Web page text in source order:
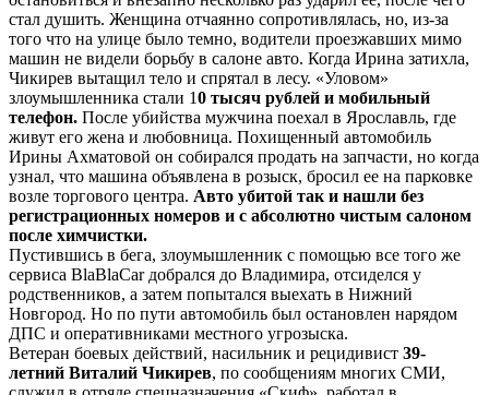
стал душить. Женщина отчаянно сопротивлялась, но, из-за
того что на улице было темно, водители проезжавших мимо
машин не видели борьбу в салоне авто. Когда Ирина затихла,
Чикирев вытащил тело и спрятал в лесу. «Уловом»
злоумышленника стали 10 тысяч рублей и мобильный
телефон. После убийства мужчина поехал в Ярославль, где
живут его жена и любовница. Похищенный автомобиль
Ирины Ахматовой он собирался продать на запчасти, но когда
узнал, что машина объявлена в розыск, бросил ее на парковке
возле торгового центра. Авто убитой так и нашли без
регистрационных номеров и с абсолютно чистым салоном
после химчистки.
Пустившись в бега, зло­умышленник с помощью все того же
сервиса BlaBlaCar добрался до Владимира, отсиделся у
родственников, а затем попытался выехать в Нижний
Новгород. Но по пути автомобиль был остановлен нарядом
ДПС и оперативниками местного угрозыска.
Ветеран боевых действий, насильник и рецидивист 39-
летний Виталий Чикирев, по сообщениям многих СМИ,